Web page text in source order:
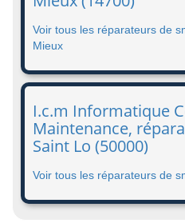
Voir tous les réparateurs de
Mieux
I.c.m Informatique
Maintenance,
Saint Lo (50000)
Voir tous les réparateurs de